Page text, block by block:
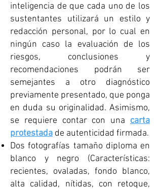
inteligencia de que cada uno de los
sustentantes utilizará un estilo y
redacción personal, por lo cual en
ningún caso la evaluación de los
riesgos, conclusiones y
recomendaciones podrán ser
semejantes a otro diagnóstico
previamente presentado, que ponga
en duda su originalidad. Asimismo,
se requiere contar con una carta
protestada de autenticidad firmada.
Dos fotografías tamaño diploma en
blanco y negro (Características:
recientes, ovaladas, fondo blanco,
alta calidad, nítidas, con retoque,